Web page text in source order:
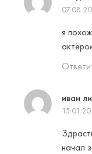
я
иван ли
начал